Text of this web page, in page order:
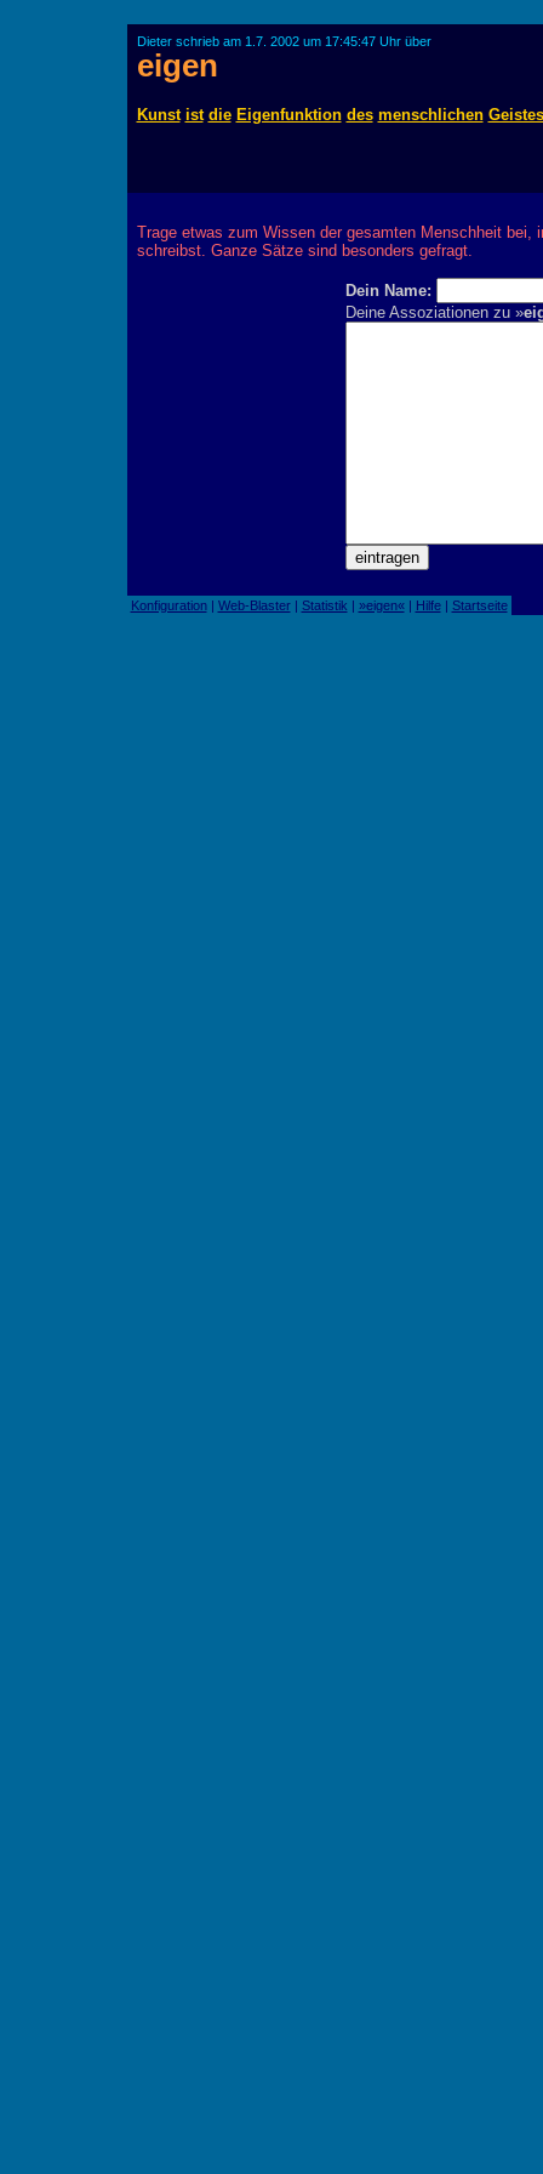
Dieter schrieb am 1.7. 2002 um 17:45:47 Uhr über
eigen
Kunst ist die Eigenfunktion des menschlichen Geistes
Trage etwas zum Wissen der gesamten Menschheit bei,
schreibst. Ganze Sätze sind besonders gefragt.
Dein Name:
Deine Assoziationen zu »
Konfiguration| Web-Blaster| Statistik | »eigen«| Hilfe| Startseite